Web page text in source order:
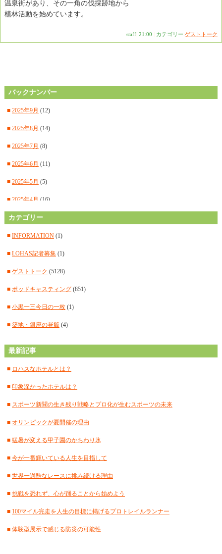
温泉街があり、その一角の伐採跡地から
植林活動を始めています。
staff 21:00 カテゴリー:ゲストトーク
バックナンバー
■ 2025年9月 (12)
■ 2025年8月 (14)
■ 2025年7月 (8)
■ 2025年6月 (11)
■ 2025年5月 (5)
■ 2025年4月 (16)
■2025年3月(14)
■ 2025年2月(15)
■ 2025年1月(12)
■ 2024年12月(14)
■ 2024年11月 (14)
■ 2024年10月(11)
■ 2024年9月(12)
■2024年7月(18)
カテゴリー
■ INFORMATION(1)
■ LOHAS記者募集(1)
■ ゲストトーク (5128)
■ ポッドキャスティング(851)
■ 小黒一三今日の一枚(1)
■ 築地・銀座の昼飯 (4)
最新記事
■ ロハスなホテルとは？
■ 印象深かったホテルは？
■ スポーツ新聞の生き残り戦略とプロ化が生むスポーツの未来
■ オリンピックが夏開催の理由
■ 猛暑が変える甲子園のかちわり氷
■ 今が一番輝いている人生を目指して
■ 世界一過酷なレースに挑み続ける理由
■ 挑戦を恐れず、心が踊ることから始めよう
■ 100マイル完走を人生の目標に掲げるプロトレイルランナー
■ 体験型展示で感じる防災の可能性